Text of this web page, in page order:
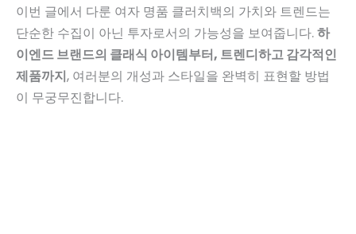
이번 글에서 다룬 여자 명품 클러치백의 가치와 트렌드는
단순한 수집이 아닌 투자로서의 가능성을 보여줍니다.하
이엔드 브랜드의 클래식 아이템부터, 트렌디하고 감각적인
제품까지, 여러분의 개성과 스타일을 완벽히 표현할 방법
이 무궁무진합니다.